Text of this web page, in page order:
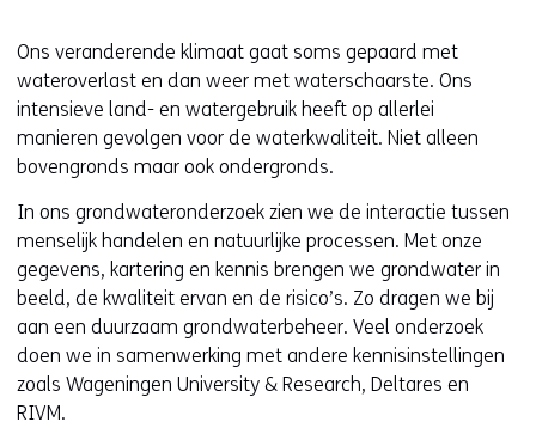
Ons veranderende klimaat gaat soms gepaard met
wateroverlast en dan weer met waterschaarste. Ons
intensieve land- en watergebruik heeft op allerlei
manieren gevolgen voor de waterkwaliteit. Niet alleen
bovengronds maar ook ondergronds.
In ons grondwateronderzoek zien we de interactie tussen
menselijk handelen en natuurlijke processen. Met onze
gegevens, kartering en kennis brengen we grondwater in
beeld, de kwaliteit ervan en de risico’s. Zo dragen we bij
aan een duurzaam grondwaterbeheer. Veel onderzoek
doen we in samenwerking met andere kennisinstellingen
zoals Wageningen University & Research, Deltares en
RIVM.